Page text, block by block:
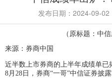
发布日期：2024-09-
（原标题：中
来源：券商中国
近半数上市券商的上半年成绩单已
8月28日，券商“一哥”中信证券披